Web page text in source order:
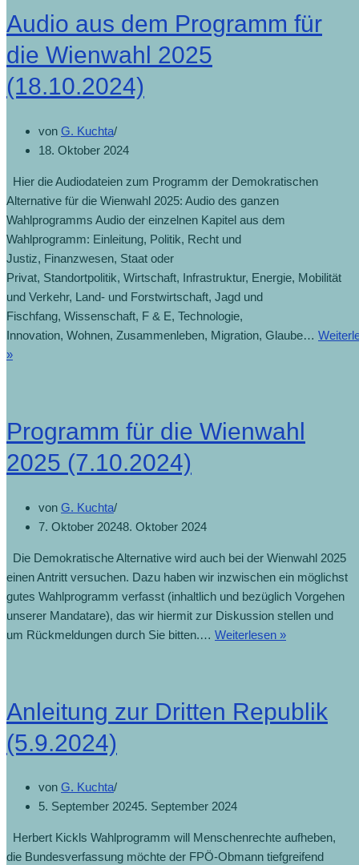
Audio aus dem Programm für
die Wienwahl 2025
(18.10.2024)
von G. Kuchta
18. Oktober 2024
Hier die Audiodateien zum Programm der Demokratischen
Alternative für die Wienwahl 2025: Audio des ganzen
Wahlprogramms Audio der einzelnen Kapitel aus dem
Wahlprogramm: Einleitung, Politik, Recht und
Justiz, Finanzwesen, Staat oder
Privat, Standortpolitik, Wirtschaft, Infrastruktur, Energie, Mobilität
und Verkehr, Land- und Forstwirtschaft, Jagd und
Fischfang, Wissenschaft, F & E, Technologie,
Innovation, Wohnen, Zusammenleben, Migration, Glaube…
»
Programm für die Wienwahl
2025 (7.10.2024)
von G. Kuchta
7. Oktober 20248. Oktober 2024
Die Demokratische Alternative wird auch bei der Wienwahl 2025
einen Antritt versuchen. Dazu haben wir inzwischen ein möglichst
gutes Wahlprogramm verfasst (inhaltlich und bezüglich Vorgehen
unserer Mandatare), das wir hiermit zur Diskussion stellen und
um Rückmeldungen durch Sie bitten.… Weiterlesen »
Anleitung zur Dritten Republik
(5.9.2024)
von G. Kuchta
5. September 20245. September 2024
Herbert Kickls Wahlprogramm will Menschenrechte aufheben,
die Bundesverfassung möchte der FPÖ-Obmann tiefgreifend